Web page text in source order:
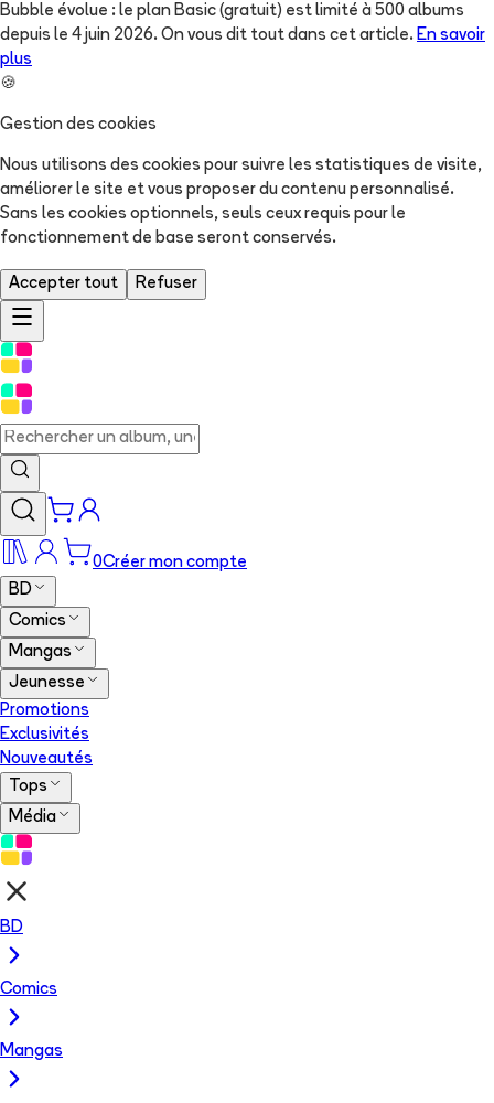
Bubble évolue : le plan Basic (gratuit) est limité à 500 albums
depuis le 4 juin 2026. On vous dit tout dans cet article. En savoir
plus
🍪
Gestion des cookies
Nous utilisons des cookies pour suivre les statistiques de visite,
améliorer le site et vous proposer du contenu personnalisé.
Sans les cookies optionnels, seuls ceux requis pour le
fonctionnement de base seront conservés.
Accepter tout Refuser
0Créer mon compte
BD
Comics
Mangas
Jeunesse
Promotions
Exclusivités
Nouveautés
Tops
Média
BD
Comics
Mangas